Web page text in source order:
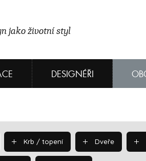
jako životní styl
DESIGNÉŘI
Krb / topení Dveře